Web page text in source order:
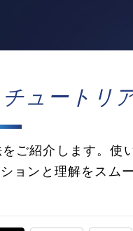
チュートリ
ご紹介します。使
ョンと理解をスム